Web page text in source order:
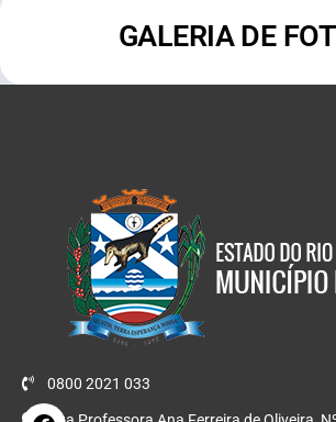
GALERIA DE
0800 2021 033